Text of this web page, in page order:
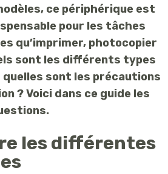
ce périphérique est
pour les tâches
qu’imprimer, photocopier
sont les différents types
sont les précautions
? Voici dans ce guide les
les différentes